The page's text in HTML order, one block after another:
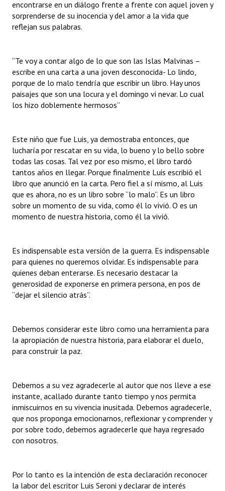
encontrarse en un diálogo frente a frente con aquel joven y
sorprenderse de su inocencia y del amor a la vida que
reflejan sus palabras.
“Te voy a contar algo de lo que son las Islas Malvinas –
escribe en una carta a una joven desconocida- Lo lindo,
porque de lo malo tendría que escribir un libro. Hay unos
paisajes que son una locura y el domingo vi nevar. Lo cual
los hizo doblemente hermosos”
Este niño que fue Luis, ya demostraba entonces, que
lucharía por rescatar en su vida, lo bueno y lo bello sobre
todas las cosas. Tal vez por eso mismo, el libro tardó
tantos años en llegar. Porque finalmente Luis escribió el
libro que anunció en la carta. Pero fiel a sí mismo, al Luis
que es ahora, no es un libro sobre “lo malo”. Es un libro
sobre un momento de su vida, como él lo vivió. O es un
momento de nuestra historia, como él la vivió.
Es indispensable esta versión de la guerra. Es indispensable
para quienes no queremos olvidar. Es indispensable para
quienes deban enterarse. Es necesario destacar la
generosidad de exponerse en primera persona, en pos de
“dejar el silencio atrás”.
Debemos considerar este libro como una herramienta para
la apropiación de nuestra historia, para elaborar el duelo,
para construir la paz.
Debemos a su vez agradecerle al autor que nos lleve a ese
instante, acallado durante tanto tiempo y nos permita
inmiscuirnos en su vivencia inusitada. Debemos agradecerle,
que nos proponga emocionarnos, reflexionar y comprender y
por sobre todo, debemos agradecerle que haya regresado
con nosotros.
Por lo tanto es la intención de esta declaración reconocer
la labor del escritor Luis Seroni y declarar de interés